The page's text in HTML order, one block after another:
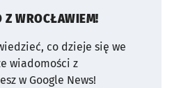
Z WROCŁAWIEM!
co dzieje się we
wiadomości z
w Google News!